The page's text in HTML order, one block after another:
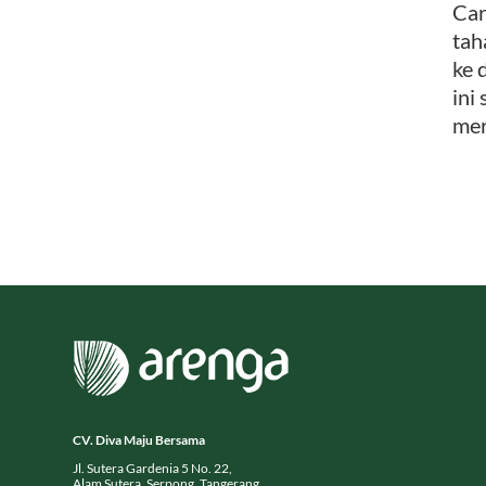
ke
ini
CV. Diva Maju Bersama
Jl. Sutera Gardenia 5 No. 22,